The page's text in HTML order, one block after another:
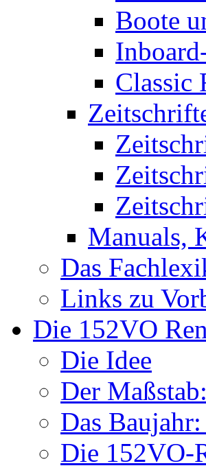
Boote
Classic
Manuals,
Das
Links zu
Die 152VO
Die Idee
Der
Das
Die 152VO-